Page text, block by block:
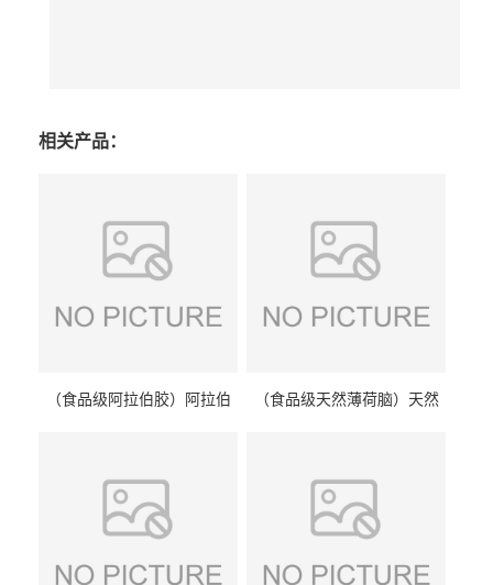
相关产品：
（食品级阿拉伯胶）阿拉伯
（食品级天然薄荷脑）天然